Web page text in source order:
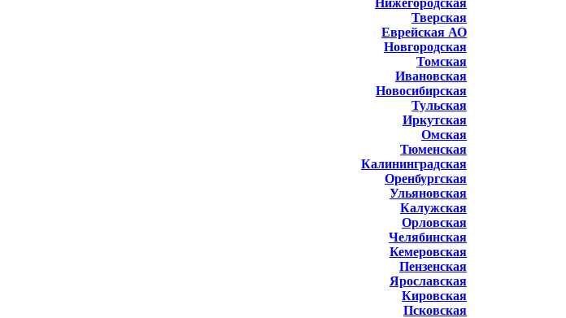
Нижегородская
Тверская
Еврейская АО
Новгородская
Томская
Ивановская
Новосибирская
Тульская
Иркутская
Омская
Тюменская
Калининградская
Оренбургская
Ульяновская
Калужская
Орловская
Челябинская
Кемеровская
Пензенская
Ярославская
Кировская
Псковская